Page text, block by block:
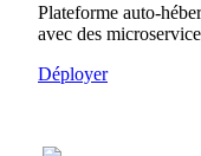
Plateforme auto-
avec des
Déployer